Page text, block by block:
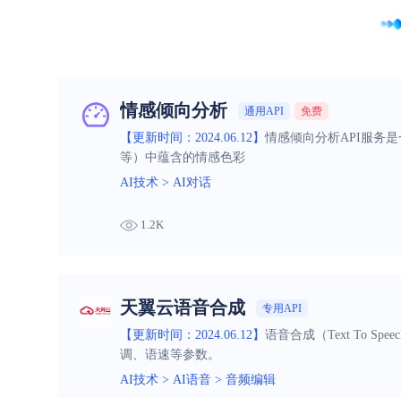
情感倾向分析 通用API 免费
【更新时间：2024.06.12】情感倾向分析API服务
等）中蕴含的情感色彩
AI技术 > AI对话
1.2K
天翼云语音合成 专用API
【更新时间：2024.06.12】 语音合成（Text To
调、语速等参数。
AI技术 > AI语音 > 音频编辑